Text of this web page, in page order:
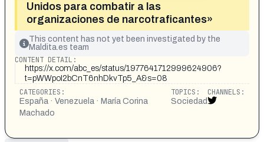
Unidos para combatir a las
organizaciones de narcotraficantes»
This content has not yet been investigated by the
Maldita.es team
CONTENT DETAIL:
https://x.com/abc_es/status/1977641712999624906?
t=pWWpoI2bCnT6nhDkvTp5_A&s=08
CATEGORIES:
España · Venezuela · María Corina
Machado
TOPICS:
Sociedad
CHANNELS: